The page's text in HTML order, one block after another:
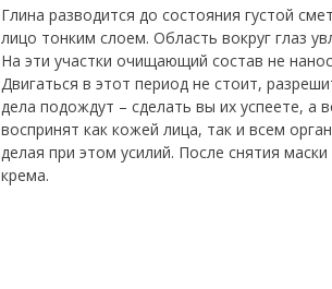
Глина разводится до состояния густой
лицо тонким слоем. Область вокруг глаз
На эти участки очищающий состав не
Двигаться в этот период не стоит,
дела подождут – сделать вы их успеете, а
воспринят как кожей лица, так и всем
делая при этом усилий. После снятия
крема.